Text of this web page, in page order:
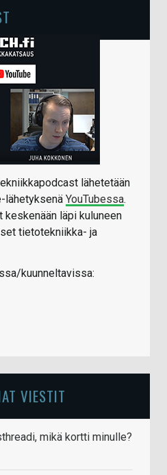
lähetetään
lähetyksenä YouTubessa.
keskenään läpi kuluneen
tietotekniikka- ja
kuunneltavissa:
VIESTIT
mikä kortti minulle?